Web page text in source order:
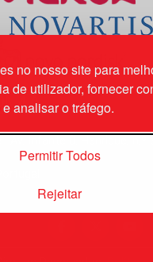
no nosso site para
de utilizador, fornecer
analisar o tráfego.
Permitir Todos
Rejeitar
| Av. Infante D. Henrique, n.º